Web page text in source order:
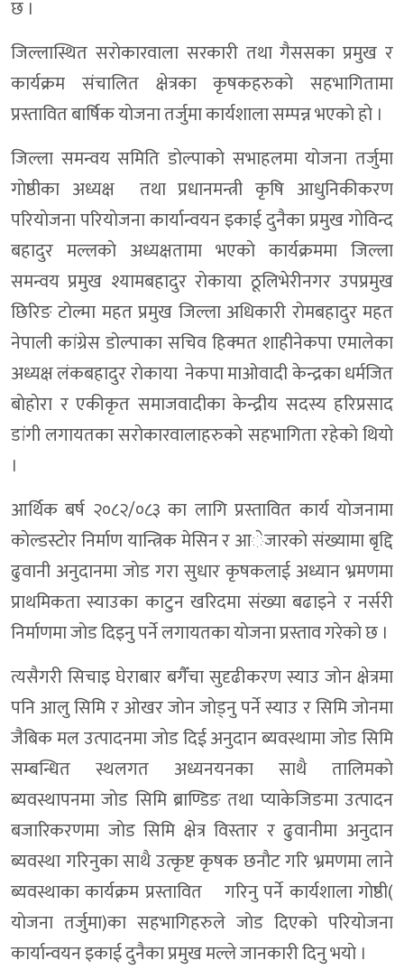
छ ।
जिल्लास्थित सराेकारवाला सरकारी तथा गैससका प्रमुख र
कार्यक्रम संचालित क्षेत्रका कृषकहरुकाे सहभागितामा
प्रस्तावित बार्षिक याेजना तर्जुमा कार्यशाला सम्पन्न भएकाे हाे ।
जिल्ला समन्वय समिति डाेल्पाकाे सभाहलमा याेजना तर्जुमा
गाेष्ठीका अध्यक्ष तथा प्रधानमन्त्री कृषि आधुनिकीकरण
परियाेजना परियाेजना कार्यान्वयन इकाई दुनैका प्रमुख गाेविन्द
बहादुर मल्लकाे अध्यक्षतामा भएकाे कार्यक्रममा जिल्ला
समन्वय प्रमुख श्यामबहादुर राेकाया ठूलिभेरीनगर उपप्रमुख
छिरिङ टाेल्मा महत प्रमुख जिल्ला अधिकारी राेमबहादुर महत
नेपाली कांग्रेस डाेल्पाका सचिव हिक्मत शाहीनेकपा एमालेका
अध्यक्ष लंकबहादुर राेकाया नेकपा माओवादी केन्द्रका धर्मजित
बाेहाेरा र एकीकृत समाजवादीका केन्द्रीय सदस्य हरिप्रसाद
डांगी लगायतका सराेकारवालाहरुकाे सहभागिता रहेकाे थियाे
।
आर्थिक बर्ष २०८२/०८३ का लागि प्रस्तावित कार्य याेजनामा
काेल्डस्टाेर निर्माण यान्त्रिक मेसिन र आेजारकाे संख्यामा बृद्दि
ढुवानी अनुदानमा जाेड गरा सुधार कृषकलाई अध्यान भ्रमणमा
प्राथमिकता स्याउका काटुन खरिदमा संख्या बढाइने र नर्सरी
निर्माणमा जाेड दिइनु पर्ने लगायतका याेजना प्रस्ताव गरेकाे छ ।
त्यसैगरी सिचाइ घेराबार बगैँचा सुदृढीकरण स्याउ जाेन क्षेत्रमा
पनि आलु सिमि र ओखर जाेन जाेड्नु पर्ने स्याउ र सिमि जाेनमा
जैबिक मल उत्पादनमा जाेड दिई अनुदान ब्यवस्थामा जाेड सिमि
सम्बन्धित स्थलगत अध्यनयनका साथै तालिमकाे
ब्यवस्थापनमा जाेड सिमि ब्राण्डिङ तथा प्याकेजिङमा उत्पादन
बजारिकरणमा जाेड सिमि क्षेत्र विस्तार र ढुवानीमा अनुदान
ब्यवस्था गरिनुका साथै उत्कृष्ट कृषक छनाैट गरि भ्रमणमा लाने
ब्यवस्थाका कार्यक्रम प्रस्तावित गरिनु पर्ने कार्यशाला गाेष्ठी(
याेजना तर्जुमा)का सहभागिहरुले जाेड दिएकाे परियाेजना
कार्यान्वयन इकाई दुनैका प्रमुख मल्ले जानकारी दिनु भयाे ।